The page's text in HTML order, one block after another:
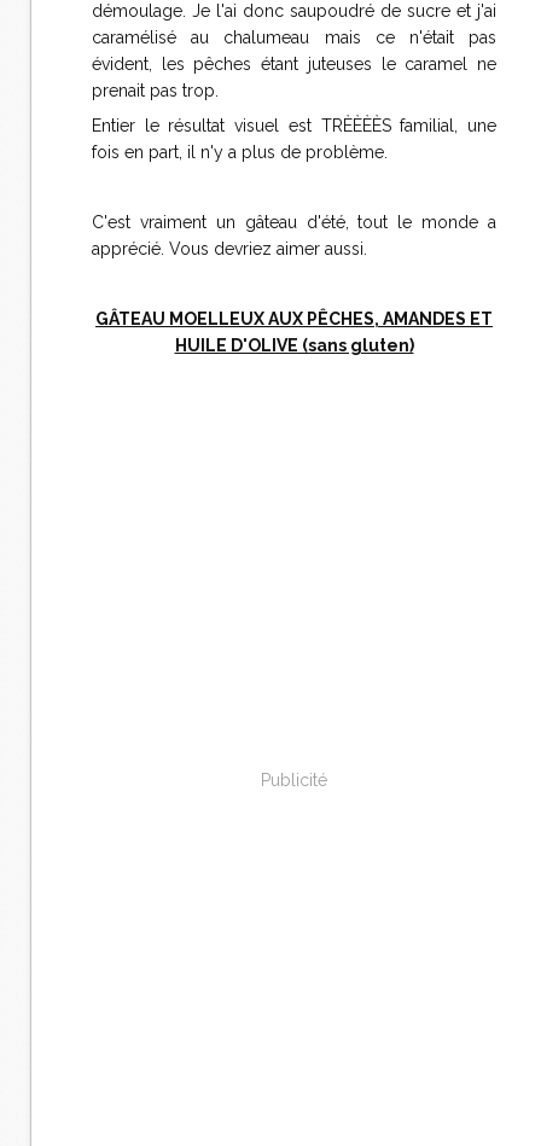
démoulage. Je l'ai donc saupoudré de sucre et j'ai
caramélisé au chalumeau mais ce n'était pas
évident, les pêches étant juteuses le caramel ne
prenait pas trop.
Entier le résultat visuel est TRÈÈÈÈS familial, une
fois en part, il n'y a plus de problème.
C'est vraiment un gâteau d'été, tout le monde a
apprécié. Vous devriez aimer aussi.
GÂTEAU MOELLEUX AUX PÊCHES, AMANDES ET
HUILE D'OLIVE (sans gluten)
Publicité